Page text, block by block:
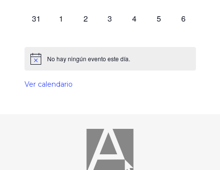
0 eventos,
31 0 eventos,
1 0 eventos,
2 0 eventos,
3 0 eventos,
4 0 eventos,
5 0 eventos,
6
No hay ningún evento este día.
Ver calendario